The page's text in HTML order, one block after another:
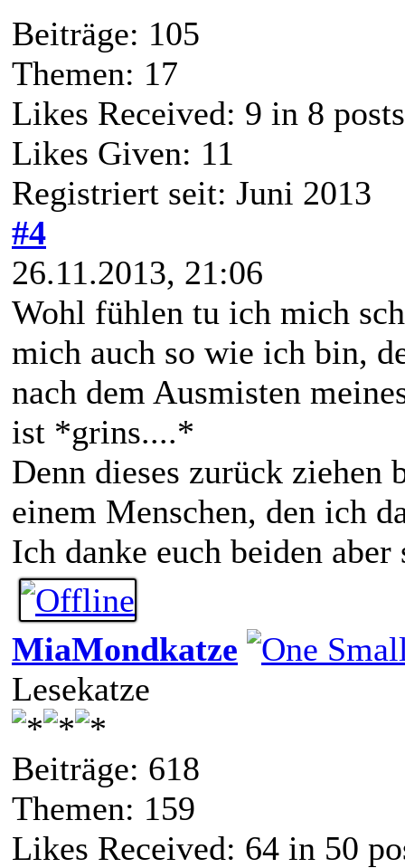
Beiträge: 105
Themen: 17
Likes Received: 9 in 8 posts
Likes Given: 11
Registriert seit: Juni 2013
#4
26.11.2013, 21:06
Wohl fühlen tu ich mich
mich auch so wie ich bin,
nach dem Ausmisten
ist *grins....*
Denn dieses zurück ziehen
einem Menschen, den ich
Ich danke euch beiden
MiaMondkatze
Lesekatze
Beiträge: 618
Themen: 159
Likes Received: 64 in 50